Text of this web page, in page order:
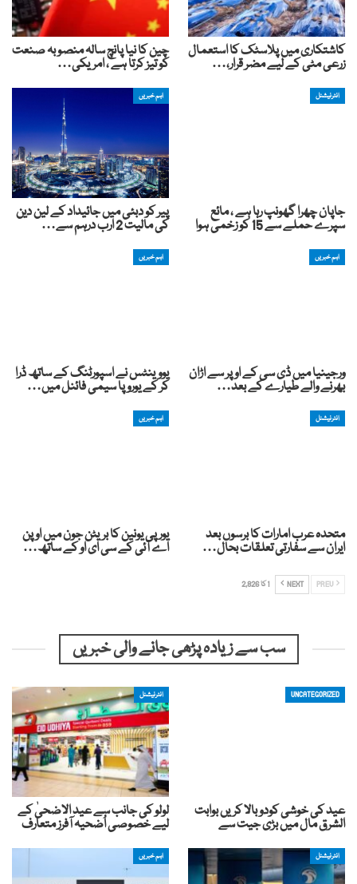
کاشتکاری میں پلاسٹک کا استعمال
زرعی مٹی کے لیے مضر قرار،…
چین کا نیا پانچ سالہ منصوبہ صنعت
کو تیز کرتا ہے ، امریکی…
انٹرنیشنل
جاپان چھرا گھونپ رہا ہے ، مائع
سپرے حملے سے 15 کو زخمی ہوا
اہم خبریں
پیر کو دبئی میں جائیداد کے لین دین
کی مالیت 2 ارب درہم سے…
اہم خبریں
ورجینیا میں ڈی سی کے اوپر سے اڑان
بھرنے والے طیارے کے بعد…
اہم خبریں
یووینٹس نے اسپورٹنگ کے ساتھ ڈرا
کر کے یوروپا سیمی فائنل میں…
انٹرنیشنل
متحدہ عرب امارات کا برسوں بعد
ایران سے سفارتی تعلقات بحال…
اہم خبریں
یورپی یونین کا بریٹن جون میں اوپن
اے آئی کے سی ای او کے ساتھ…
NEXT 1 کا 2,826
سب سے زیادہ پڑھی جانے والی خبریں
UNCATEGORIZED
عید کی خوشی کودوبالا کریں بوابت
الشرق مال میں بڑی جیت سے
انٹرنیشنل
لولو کی جانب سے عید الاضحیٰ کے
لیے خصوصی اُضحیہ آفرز متعارف
انٹرنیشنل اہم خبریں